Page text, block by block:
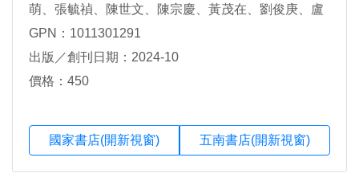
萌、張毓禎、陳世文、陳宗慶、黃茂在、劉俊庚、盧
玉玲、謝鳴鳳、鐘建坪
GPN：1011301291
出版／創刊日期：2024-10
價格：450
國家書店(開新視窗) 五南書店(開新視窗)